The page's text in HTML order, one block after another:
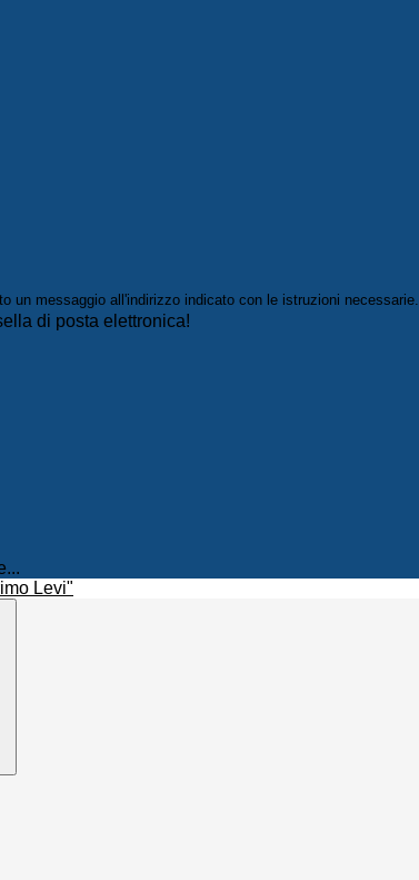
un messaggio all'indirizzo indicato con le istruzioni necessarie.
di posta elettronica!